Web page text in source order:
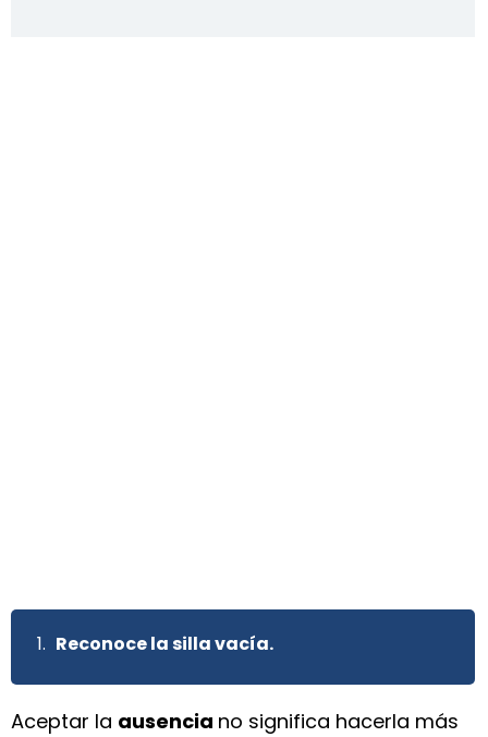
Reconoce la silla vacía.
Aceptar la ausencia no significa hacerla más